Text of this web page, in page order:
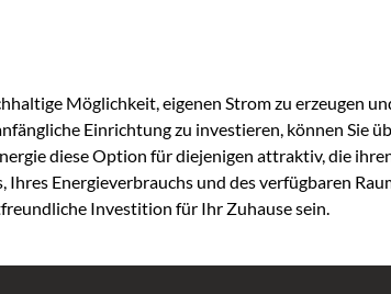
Möglichkeit, eigenen Strom zu erzeugen
Einrichtung zu investieren, können Sie
diese Option für diejenigen attraktiv, die
Energieverbrauchs und des verfügbaren
Investition für Ihr Zuhause sein.